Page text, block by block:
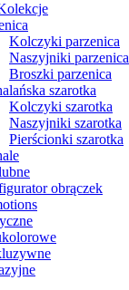
Kolczyki parzenica
Naszyjniki parzenica
Broszki parzenica
szarotka
Kolczyki szarotka
Naszyjniki szarotka
Pierścionki szarotka
obrączek